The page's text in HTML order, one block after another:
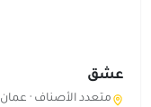
عشق
متعدد الأصناف · عمان